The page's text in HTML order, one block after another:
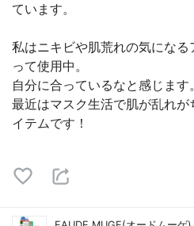
ています。
私はニキビや肌荒れの気にな
って使用中。
自分に合っているなと感じます。
最近はマスク生活で肌が乱れ
イテムです！